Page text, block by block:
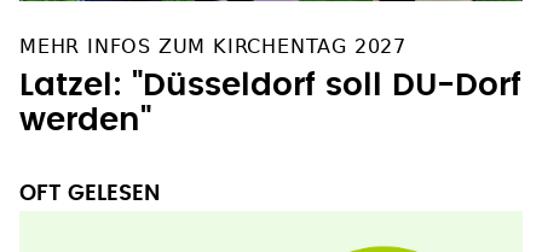
Latzel: "Düsseldorf soll DU-Dorf
werden"